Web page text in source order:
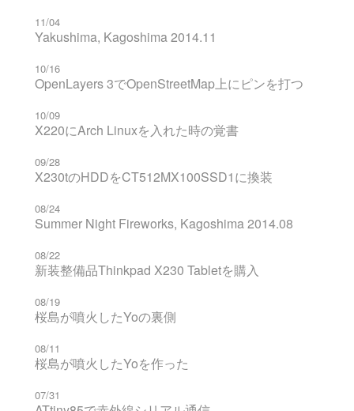
11/04
Yakushima, Kagoshima 2014.11
10/16
OpenLayers 3でOpenStreetMap上にピンを打つ
10/09
X220にArch Linuxを入れた時の覚書
09/28
X230tのHDDをCT512MX100SSD1に換装
08/24
Summer Night Fireworks, Kagoshima 2014.08
08/22
新装整備品Thinkpad X230 Tabletを購入
08/19
桜島が噴火したYoの裏側
08/11
桜島が噴火したYoを作った
07/31